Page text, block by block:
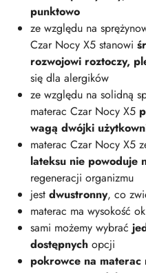
punktowo
ze względu na
Czar Nocy X5 stanowi
rozwojowi roztoczy,
się dla alergików
ze względu na solidną
materac Czar Nocy X5
wagą dwójki
materac Czar Nocy X5
lateksu nie powoduje
regeneracji organizmu
jest dwustronny, co
materac ma wysokość
sami możemy wybrać
dostępnych opcji
pokrowce na materac